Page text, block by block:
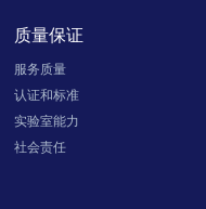
质量保证
服务质量
认证和标准
实验室能力
社会责任